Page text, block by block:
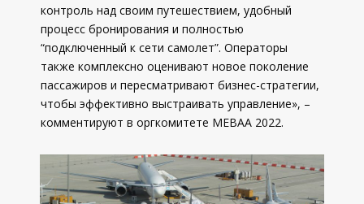
контроль над своим путешествием, удобный
процесс бронирования и полностью
“подключенный к сети самолет”. Операторы
также комплексно оценивают новое поколение
пассажиров и пересматривают бизнес-стратегии,
чтобы эффективно выстраивать управление», –
комментируют в оргкомитете МЕВАА 2022.